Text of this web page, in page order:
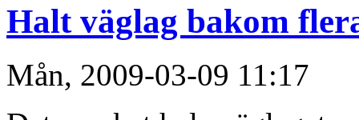
Halt väglag bakom
Mån, 2009-03-09 11:17